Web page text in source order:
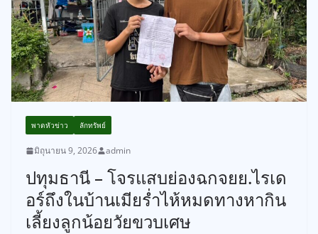
พาดหัวข่าว ลักทรัพย์
มิถุนายน 9, 2026 admin
ปทุมธานี – โจรแสบย่องฉกจยย.ไรเด
อร์ถึงในบ้านเมียร่ำไห้หมดทางหากิน
เลี้ยงลูกน้อยวัยขวบเศษ